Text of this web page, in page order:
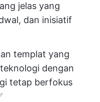
jelas yang
dan inisiatif
templat yang
dengan
tetap berfokus